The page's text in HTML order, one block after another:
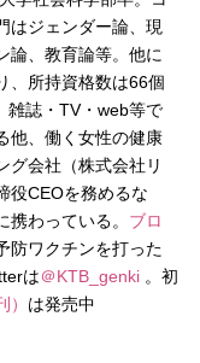
はジェンダー論、現
論、教育論等。他に
、所持資格数は66個
雑誌・TV・web等で
他、働く女性の健康
グ会社（株式会社リ
役CEOを務めるな
わっている。 ブロ
防ワクチンを打った
は＠KTB_genki 。初
は発売中